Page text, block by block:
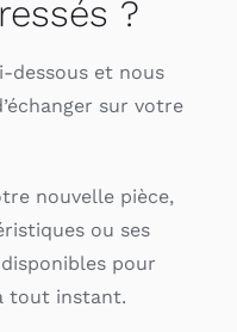
?
dessous et nous
sur votre
nouvelle pièce,
ou ses
pour
tout instant.